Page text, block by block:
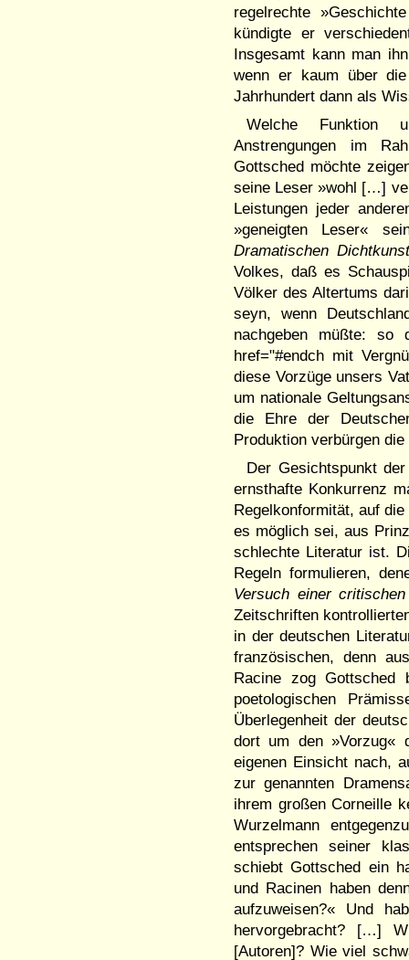
regelrechte
kündigte er
Insgesamt kann man
wenn er kaum über
Jahrhundert dann als
Welche Funktion
Anstrengungen im
Gottsched möchte
seine Leser »wohl […]
Leistungen jeder
»geneigten Leser«
Dramatischen Dichtkunst
Volkes, daß es
Völker des Altertums
seyn, wenn
nachgeben müßte: so
href="#endch mit
diese Vorzüge unsers
um nationale
die Ehre der
Produktion verbürgen
Der Gesichtspunkt
ernsthafte Konkurrenz
Regelkonformität, auf
es möglich sei, aus
schlechte Literatur ist.
Regeln formulieren,
Versuch einer
Zeitschriften
in der deutschen
französischen, denn
Racine zog Gottsched
poetologischen
Überlegenheit der
dort um den »Vorzug«
eigenen Einsicht nach,
zur genannten
ihrem großen Corneille
Wurzelmann
entsprechen seiner
schiebt Gottsched ein
und Racinen haben
aufzuweisen?« Und
hervorgebracht? […]
[Autoren]? Wie viel